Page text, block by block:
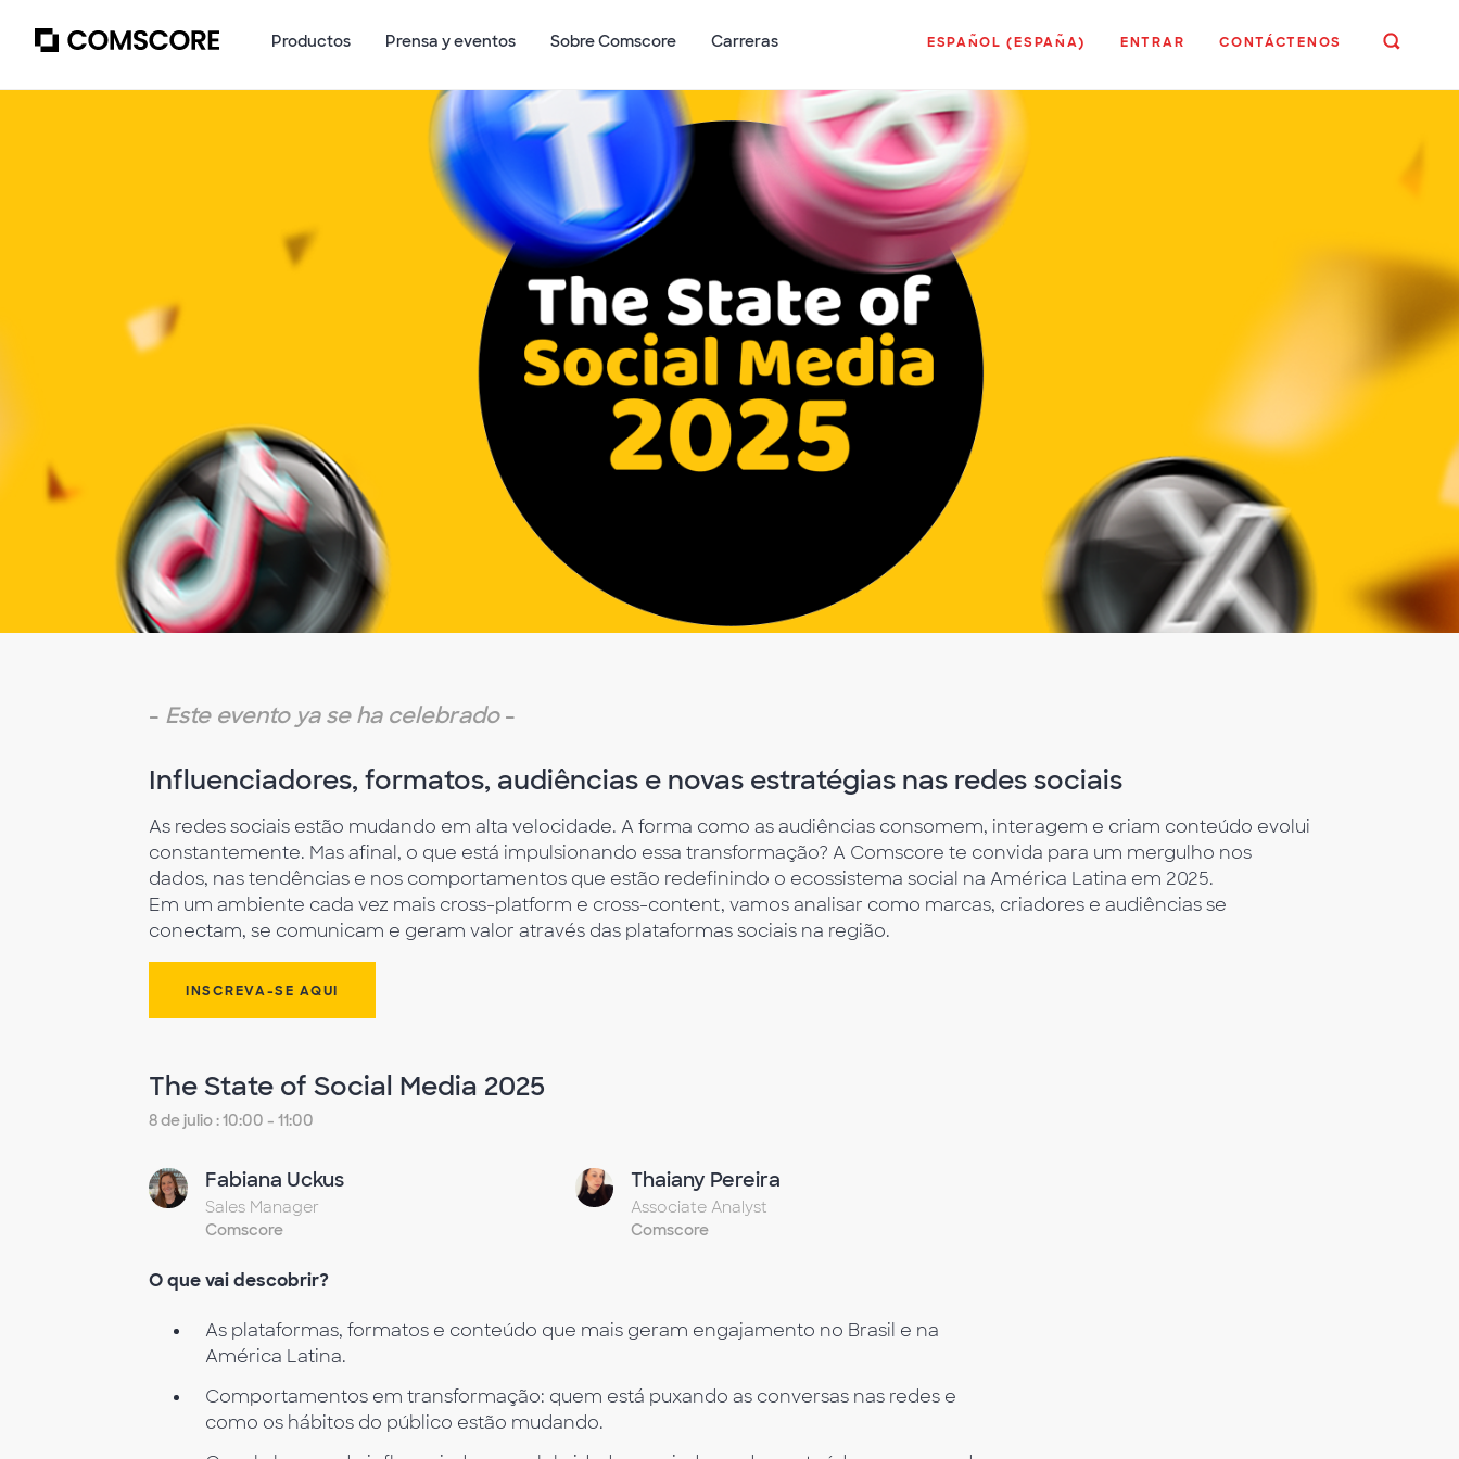
Productos Prensa y eventos Sobre Comscore Carreras ESPAÑOL (ESPAÑA) ENTRAR CONTÁCTENOS
- Este evento ya se ha celebrado-
Influenciadores, formatos, audiências e novas estratégias nas redes sociais
As redes sociais estão mudando em alta velocidade. A forma como as audiências consomem, interagem e criam conteúdo evolui
constantemente. Mas afinal, o que está impulsionando essa transformação? A Comscore te convida para um mergulho nos
dados, nas tendências e nos comportamentos que estão redefinindo o ecossistema social na América Latina em 2025.
Em um ambiente cada vez mais cross-platform e cross-content, vamos analisar como marcas, criadores e audiências se
conectam, se comunicam e geram valor através das plataformas sociais na região.
INSCREVA-SE AQUI
The State of Social Media 2025
8 de julio : 10:00 - 11:00
Fabiana Uckus
Sales Manager
Comscore
Thaiany Pereira
Associate Analyst
Comscore
O que vai descobrir?
As plataformas, formatos e conteúdo que mais geram engajamento no Brasil e na
América Latina.
Comportamentos em transformação: quem está puxando as conversas nas redes e
como os hábitos do público estão mudando.